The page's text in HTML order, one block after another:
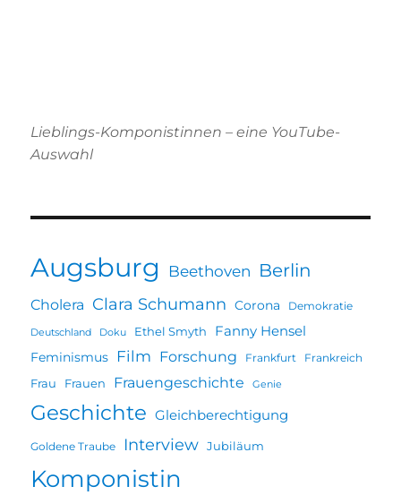
Lieblings-Komponistinnen – eine YouTube-
Auswahl
Augsburg Beethoven Berlin
Cholera Clara Schumann Corona Demokratie
Deutschland Doku Ethel Smyth Fanny Hensel
Feminismus Film Forschung Frankfurt Frankreich
Frau Frauen Frauengeschichte Genie
Geschichte Gleichberechtigung
Goldene Traube Interview Jubiläum
Komponistin